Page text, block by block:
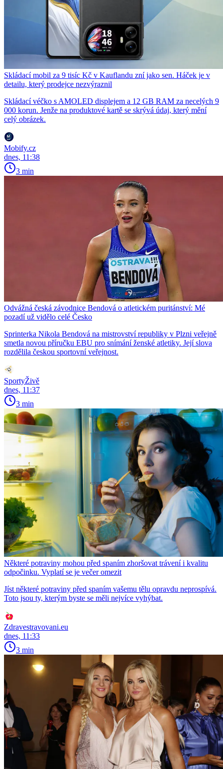
Skládací mobil za 9 tisíc Kč v Kauflandu zní jako sen. Háček je v
detailu, který prodejce nezvýraznil
Skládací véčko s AMOLED displejem a 12 GB RAM za necelých 9
000 korun. Jenže na produktové kartě se skrývá údaj, který mění
celý obrázek.
Mobify.cz
dnes, 11:38
3 min
Odvážná česká závodnice Bendová o atletickém puritánství: Mé
pozadí už vidělo celé Česko
Sprinterka Nikola Bendová na mistrovství republiky v Plzni veřejně
smetla novou příručku EBU pro snímání ženské atletiky. Její slova
rozdělila českou sportovní veřejnost.
SportyŽivě
dnes, 11:37
3 min
Některé potraviny mohou před spaním zhoršovat trávení i kvalitu
odpočinku. Vyplatí se je večer omezit
Jíst některé potraviny před spaním vašemu tělu opravdu neprospívá.
Toto jsou ty, kterým byste se měli nejvíce vyhýbat.
Zdravestravovani.eu
dnes, 11:33
3 min